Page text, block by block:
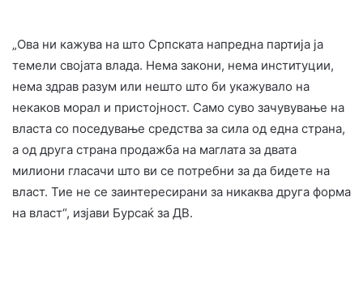
„Ова ни кажува на што Српската напредна партија ја
темели својата влада. Нема закони, нема институции,
нема здрав разум или нешто што би укажувало на
некаков морал и пристојност. Само суво зачувување на
власта со поседување средства за сила од една страна,
а од друга страна продажба на маглата за двата
милиони гласачи што ви се потребни за да бидете на
власт. Тие не се заинтересирани за никаква друга форма
на власт“, ​​изјави Бурсаќ за ДВ.